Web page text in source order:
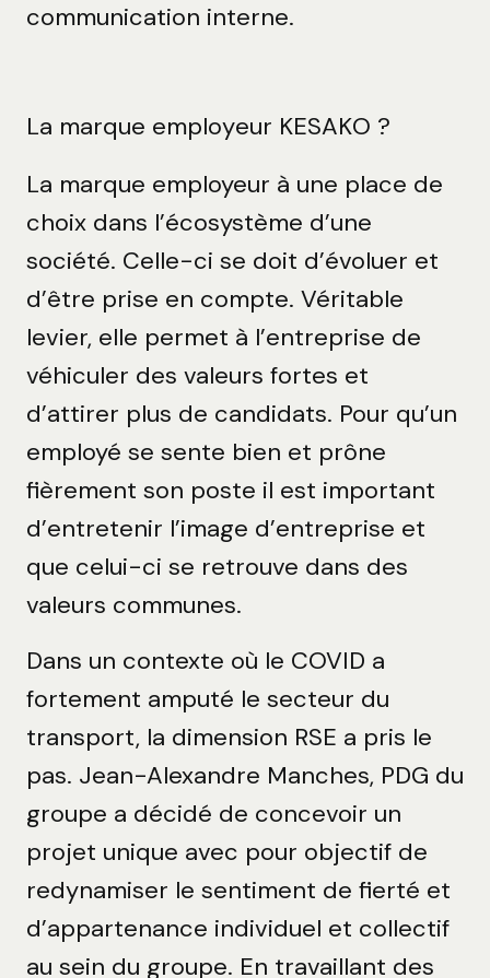
communication interne.
La marque employeur KESAKO ?
La marque employeur à une place de
choix dans l’écosystème d’une
société. Celle-ci se doit d’évoluer et
d’être prise en compte. Véritable
levier, elle permet à l’entreprise de
véhiculer des valeurs fortes et
d’attirer plus de candidats. Pour qu’un
employé se sente bien et prône
fièrement son poste il est important
d’entretenir l’image d’entreprise et
que celui-ci se retrouve dans des
valeurs communes.
Dans un contexte où le COVID a
fortement amputé le secteur du
transport, la dimension RSE a pris le
pas. Jean-Alexandre Manches, PDG du
groupe a décidé de concevoir un
projet unique avec pour objectif de
redynamiser le sentiment de fierté et
d’appartenance individuel et collectif
au sein du groupe. En travaillant des